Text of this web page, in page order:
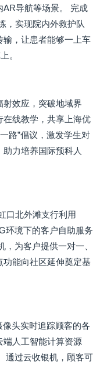
导航等场景。 完成
，实现院内外救护队
，让患者能够一上车
。
射效应，突破地域界
在线教学，共享上海优
路”倡议，激发学生对
力培养国际预科人
口北外滩支行利用
环境下的客户自助服务
为客户提供一对一、
能向社区延伸奠定基
头实时追踪顾客的各
端人工智能计算资源
通过云收银机，顾客可